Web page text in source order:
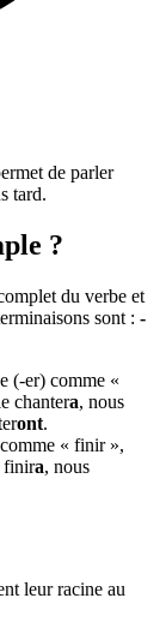
de parler
tard.
?
du verbe et
sont : -
(-er) comme «
chantera, nous
ont.
« finir »,
finira, nous
leur racine au